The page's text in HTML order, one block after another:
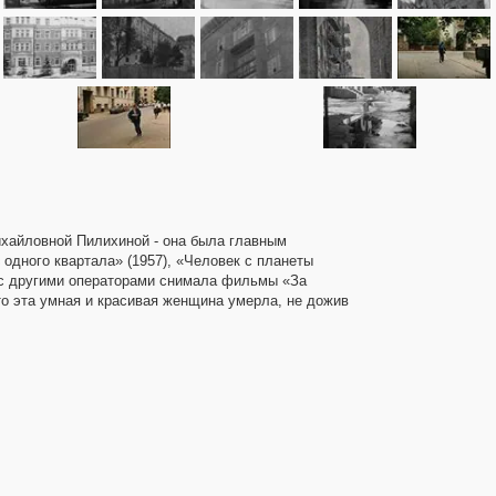
Пилихиной - она была главным
квартала» (1957), «Человек с планеты
другими операторами снимала фильмы «За
эта умная и красивая женщина умерла, не дожив